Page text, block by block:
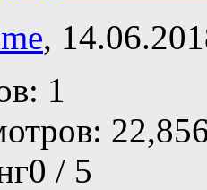
рубрика:
,
1